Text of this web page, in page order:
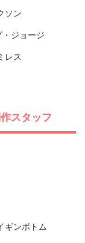
ソン
・ジョージ
レス
スタッフ
ギンボトム